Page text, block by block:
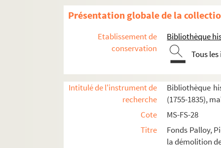
Présentation globale de la
Etablissement de
conservation
Bibliothèque
Tous
Intitulé de l'instrument de
recherche
Bibliothèque
(1755-1835),
Cote
MS-FS-28
Titre
Fonds Palloy,
la démolition
2-MS-FS-28-01. I. Démolition de la Bastille
2-MS-FS-28-02. II. Correspondance de Palloy
2-MS-FS-28-03. III. Apôtres de la Liberté.